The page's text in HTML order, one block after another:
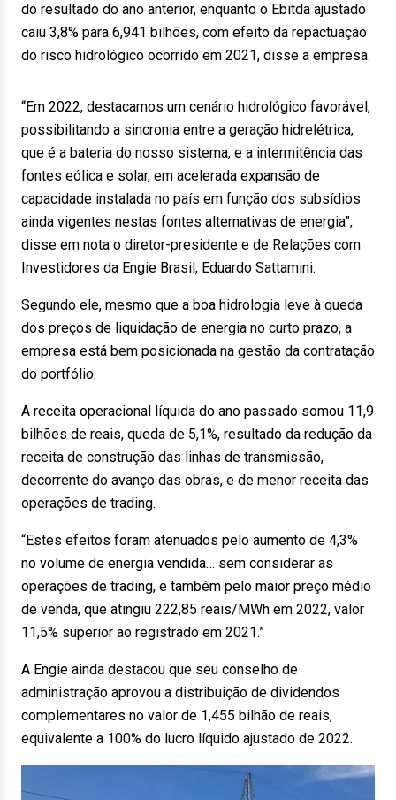
do resultado do ano anterior, enquanto o Ebitda ajustado
caiu 3,8% para 6,941 bilhões, com efeito da repactuação
do risco hidrológico ocorrido em 2021, disse a empresa.
“Em 2022, destacamos um cenário hidrológico favorável,
possibilitando a sincronia entre a geração hidrelétrica,
que é a bateria do nosso sistema, e a intermitência das
fontes eólica e solar, em acelerada expansão de
capacidade instalada no país em função dos subsídios
ainda vigentes nestas fontes alternativas de energia”,
disse em nota o diretor-presidente e de Relações com
Investidores da Engie Brasil, Eduardo Sattamini.
Segundo ele, mesmo que a boa hidrologia leve à queda
dos preços de liquidação de energia no curto prazo, a
empresa está bem posicionada na gestão da contratação
do portfólio.
A receita operacional líquida do ano passado somou 11,9
bilhões de reais, queda de 5,1%, resultado da redução da
receita de construção das linhas de transmissão,
decorrente do avanço das obras, e de menor receita das
operações de trading.
“Estes efeitos foram atenuados pelo aumento de 4,3%
no volume de energia vendida… sem considerar as
operações de trading, e também pelo maior preço médio
de venda, que atingiu 222,85 reais/MWh em 2022, valor
11,5% superior ao registrado em 2021.”
A Engie ainda destacou que seu conselho de
administração aprovou a distribuição de dividendos
complementares no valor de 1,455 bilhão de reais,
equivalente a 100% do lucro líquido ajustado de 2022.